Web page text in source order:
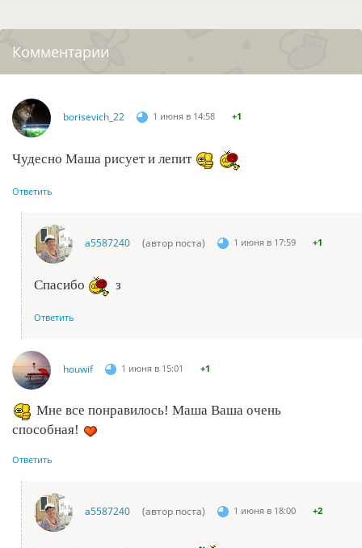
Комментарии
borisevich_22 1 июня в 14:58 +1
Чудесно Маша рисует и лепит
Ответить
a5587240 (автор поста) 1 июня в 17:59 +1
Спасибо з
Ответить
houwif 1 июня в 15:01 +1
Мне все понравилось! Маша Ваша очень
способная!
Ответить
a5587240 (автор поста) 1 июня в 18:00 +2